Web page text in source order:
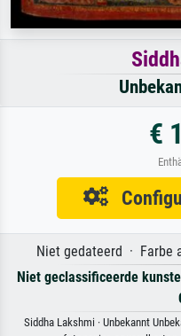
€
Niet gedateerd · Farbe
Niet geclassificeerde
Siddha Lakshmi · Unbekannt